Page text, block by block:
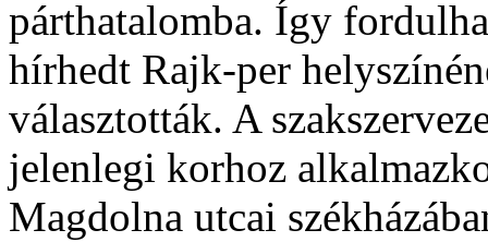
párthatalomba. Így
hírhedt Rajk-per
választották. A
jelenlegi korhoz
Magdolna utcai